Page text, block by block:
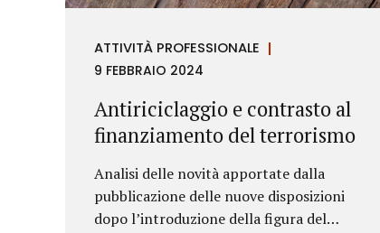
ATTIVITÀ PROFESSIONALE
9 FEBBRAIO 2024
Antiriciclaggio e contrasto al
finanziamento del terrorismo
Analisi delle novità apportate dalla
pubblicazione delle nuove disposizioni
dopo l’introduzione della figura del